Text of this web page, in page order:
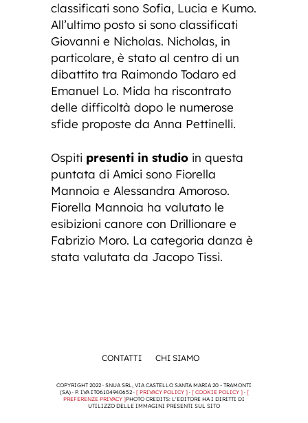
classificati sono Sofia, Lucia e Kumo.
All’ultimo posto si sono classificati
Giovanni e Nicholas. Nicholas, in
particolare, è stato al centro di un
dibattito tra Raimondo Todaro ed
Emanuel Lo. Mida ha riscontrato
delle difficoltà dopo le numerose
sfide proposte da Anna Pettinelli.
Ospiti presenti in studio in questa
puntata di Amici sono Fiorella
Mannoia e Alessandra Amoroso.
Fiorella Mannoia ha valutato le
esibizioni canore con Drillionare e
Fabrizio Moro. La categoria danza è
stata valutata da Jacopo Tissi.
CONTATTI CHI SIAMO
COPYRIGHT 2022 · SNUA SRL, VIA CASTELLO SANTA MARIA 20 - TRAMONTI
(SA) · P. IVA IT06104940652 · [ PRIVACY POLICY ]· [ COOKIE POLICY ]· [
PREFERENZE PRIVACY ]PHOTO CREDITS: L'EDITORE HA I DIRITTI DI
UTILIZZO DELLE IMMAGINI PRESENTI SUL SITO